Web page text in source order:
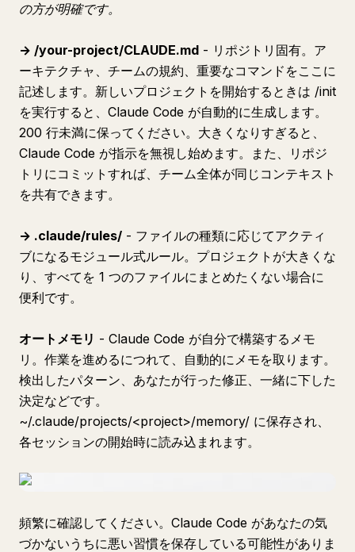
の方が明確です。
→ /your-project/CLAUDE.md - リポジトリ固有。ア
ーキテクチャ、チームの規約、重要なコマンドをここに
記述します。新しいプロジェクトを開始するときは /init
を実行すると、Claude Code が自動的に生成します。
200 行未満に保ってください。大きくなりすぎると、
Claude Code が指示を無視し始めます。また、リポジ
トリにコミットすれば、チーム全体が同じコンテキスト
を共有できます。
→ .claude/rules/ - ファイルの種類に応じてアクティ
ブになるモジュール式ルール。プロジェクトが大きくな
り、すべてを 1 つのファイルにまとめたくない場合に
便利です。
オートメモリ - Claude Code が自分で構築するメモ
リ。作業を進めるにつれて、自動的にメモを取ります。
検出したパターン、あなたが行った修正、一緒に下した
決定などです。
~/.claude/projects/<project>/memory/ に保存され、
各セッションの開始時に読み込まれます。
頻繁に確認してください。Claude Code があなたの気
づかないうちに悪い習慣を保存している可能性がありま